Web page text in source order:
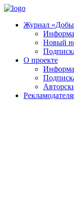
Журнал
Новый
О проекте